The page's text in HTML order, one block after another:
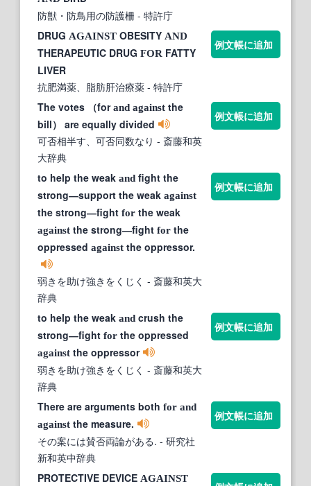
防獣・防鳥用の防護柵 - 特許庁
DRUG AGAINST OBESITY AND
THERAPEUTIC DRUG FOR FATTY
LIVER
抗肥満薬、脂肪肝治療薬 - 特許庁
例文帳に追加
The votes （forand against the
bill） are equally divided
可否相半す、可否同数なり - 斎藤和英
大辞典
例文帳に追加
to help the weak and fight the
strong―support the weak against
the strong―fight for the weak
against the strong―fight for the
oppressed against the oppressor.
弱きを助け強きをくじく - 斎藤和英大
辞典
例文帳に追加
to help the weak and crush the
strong―fight for the oppressed
against the oppressor
弱きを助け強きをくじく - 斎藤和英大
辞典
例文帳に追加
There are arguments both for and
against the measure.
その案には賛否両論がある. - 研究社
新和英中辞典
例文帳に追加
PROTECTIVE DEVICE AGAINST